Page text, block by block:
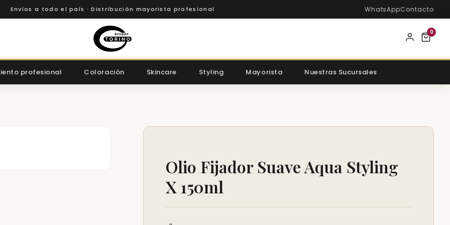
Envíos a todo el país · Distribución mayorista profesional WhatsAppContacto
0
profesional Coloración Skincare Styling Mayorista Nuestras Sucursales
Olio Fijador Suave Aqua Styling
X 150ml